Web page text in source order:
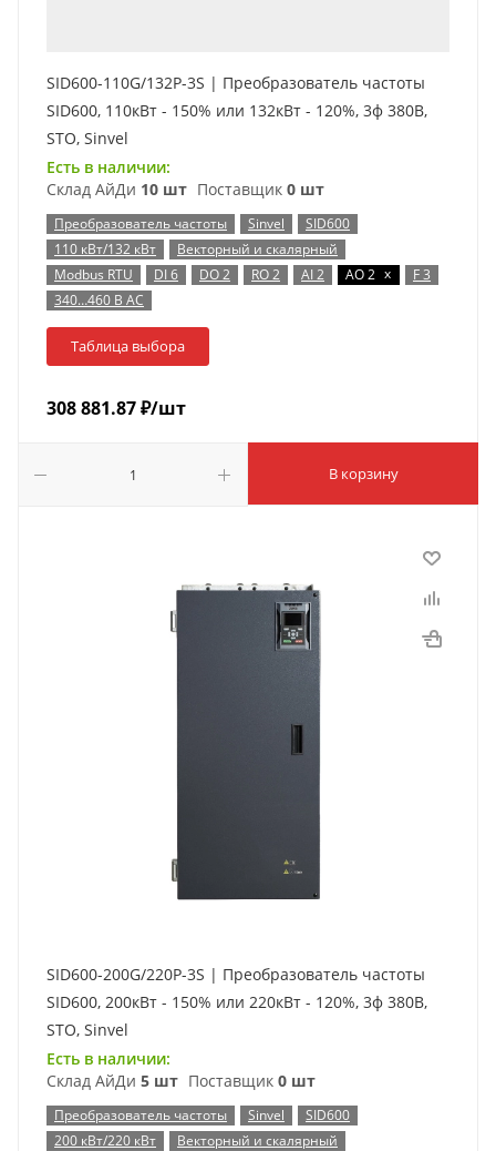
SID600-110G/132P-3S | Преобразователь частоты
SID600, 110кВт - 150% или 132кВт - 120%, 3ф 380В,
STO, Sinvel
Есть в наличии:
Склад АйДи 10 шт Поставщик 0 шт
Преобразователь частоты Sinvel
SID600
110 кВт/132 кВт
Векторный и скалярный
Modbus RTU
DI 6 DO 2 RO 2 AI 2 AO 2 x
F 3
340…460 В AC
Таблица выбора
308 881.87₽/шт
В корзину
SID600-200G/220P-3S | Преобразователь частоты
SID600, 200кВт - 150% или 220кВт - 120%, 3ф 380В,
STO, Sinvel
Есть в наличии:
Склад АйДи 5 шт Поставщик 0 шт
Преобразователь частоты Sinvel
SID600
200 кВт/220 кВт
Векторный и скалярный